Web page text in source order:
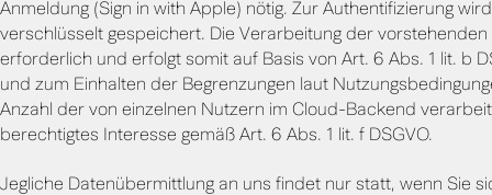
Anmeldung (Sign in with Apple) nötig. Zur Authentifizierung
verschlüsselt gespeichert. Die Verarbeitung der
erforderlich und erfolgt somit auf Basis von Art. 6 Abs. 1 lit. b
und zum Einhalten der Begrenzungen laut
Anzahl der von einzelnen Nutzern im Cloud-Backend
berechtigtes Interesse gemäß Art. 6 Abs. 1 lit. f DSGVO.
Jegliche Datenübermittlung an uns findet nur statt, wenn Sie